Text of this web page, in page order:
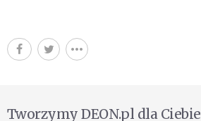
Tworzymy DEON.pl dla Ciebie